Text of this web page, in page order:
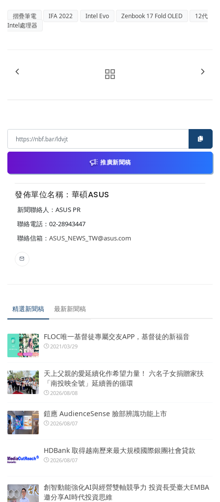
摺疊筆電 IFA 2022 Intel Evo Zenbook 17 Fold OLED
12代
Intel處理器
推廣新聞稿
發佈單位名稱：華碩ASUS
新聞聯絡人：ASUS PR
聯絡電話：02-28943447
聯絡信箱： ASUS_NEWS_TW@asus.com
精選新聞稿 最新新聞稿
FLOC唯一基督徒專屬交友APP，基督徒的新福音
2021/03/29
天上父親的愛延續化作希望力量！ 六名子女捐贈家扶
「南投映全號」延續善的循環
2026/08/08
鎧應 AudienceSense 臉部辨識功能上市
2026/08/07
HDBank 取得越南歷來最大規模國際銀團社會貸款
2026/08/07
創智動能強化AI與經營雙軸競爭力 投資長受臺大EMBA
邀分享AI時代投資思維